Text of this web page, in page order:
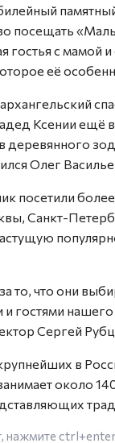
посещать
гостья с мамой
её
Ксении ещё в
деревянного
Олег
посетили
Санкт-
то, что они
гостями
Сергей
в
около
нажмите